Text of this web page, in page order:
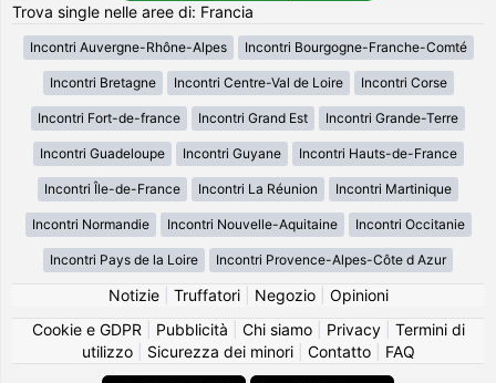
Trova single nelle aree di: Francia
Incontri Auvergne-Rhône-Alpes Incontri Bourgogne-Franche-Comté
Incontri Bretagne Incontri Centre-Val de Loire Incontri Corse
Incontri Fort-de-france Incontri Grand Est Incontri Grande-Terre
Incontri Guadeloupe Incontri Guyane Incontri Hauts-de-France
Incontri Île-de-France Incontri La Réunion Incontri Martinique
Incontri Normandie Incontri Nouvelle-Aquitaine Incontri Occitanie
Incontri Pays de la Loire Incontri Provence-Alpes-Côte d Azur
Notizie| Truffatori| Negozio| Opinioni
Cookie e GDPR
Pubblicità Chi siamo| Privacy| Termini di
utilizzo| Sicurezza dei minori| Contatto| FAQ